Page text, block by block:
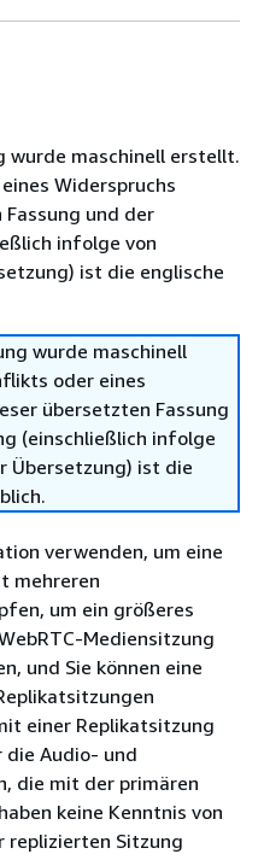
wurde maschinell erstellt.
Widerspruchs
und der
infolge von
ist die englische
wurde maschinell
oder eines
übersetzten Fassung
(einschließlich infolge
Übersetzung) ist die
verwenden, um eine
mehreren
um ein größeres
Mediensitzung
und Sie können eine
einer Replikatsitzung
die Audio- und
die mit der primären
keine Kenntnis von
replizierten Sitzung